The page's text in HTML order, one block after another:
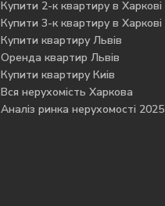
Купити 2-к квартиру в Харкові
Купити 3-к квартиру в Харкові
Купити квартиру Львів
Оренда квартир Львів
Купити квартиру Киів
Вся нерухомість Харкова
Аналіз ринка нерухомості 2025